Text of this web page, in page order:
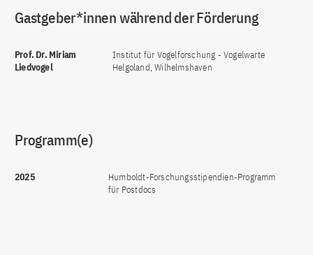
Gastgeber*innen während der Förderung
Prof. Dr. Miriam
Liedvogel
Institut für Vogelforschung - Vogelwarte
Helgoland, Wilhelmshaven
Programm(e)
2025
Humboldt-Forschungsstipendien-Programm
für Postdocs